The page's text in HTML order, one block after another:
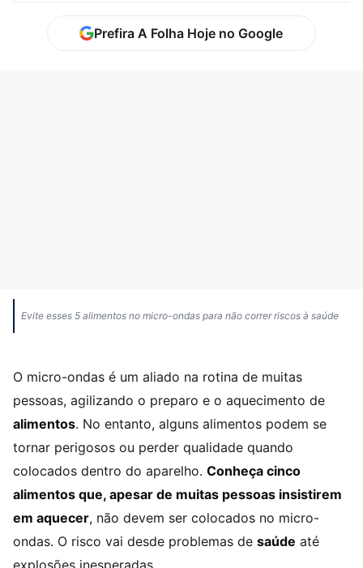
Prefira A Folha Hoje no Google
Evite esses 5 alimentos no micro-ondas para não correr riscos à saúde
O micro-ondas é um aliado na rotina de muitas
pessoas, agilizando o preparo e o aquecimento de
alimentos. No entanto, alguns alimentos podem se
tornar perigosos ou perder qualidade quando
colocados dentro do aparelho. Conheça cinco
alimentos que, apesar de muitas pessoas insistirem
em aquecer, não devem ser colocados no micro-
ondas. O risco vai desde problemas de saúde até
explosões inesperadas.